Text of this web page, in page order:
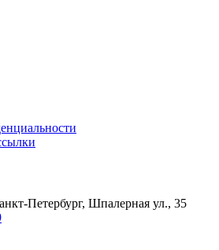
Петербург, Шпалерная ул., 35